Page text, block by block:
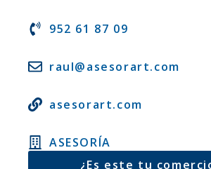
952 61 87 09
raul@asesorart.com
asesorart.com
ASESORÍA
¿Es este tu